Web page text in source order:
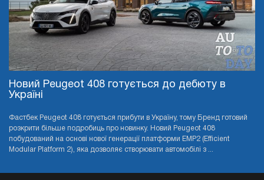
Новий Peugeot 408 готується до дебюту в
Україні
Фастбек Peugeot 408 готується прибути в Україну, тому Бренд готовий
розкрити більше подробиць про новинку. Новий Peugeot 408
побудований на основі нової генерації платформи EMP2 (Efficient
Modular Platform 2), яка дозволяє створювати автомобілі з ...